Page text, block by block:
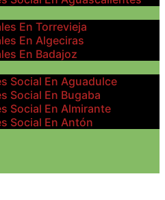
En Torrevieja
En Algeciras
En Badajoz
Social En Aguadulce
Social En Bugaba
Social En Almirante
Social En Antón